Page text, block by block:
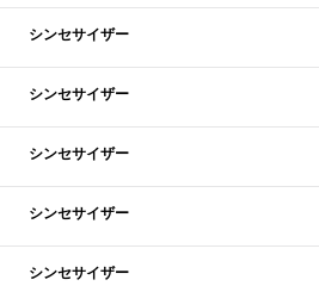
シンセサイザー
シンセサイザー
シンセサイザー
シンセサイザー
シンセサイザー